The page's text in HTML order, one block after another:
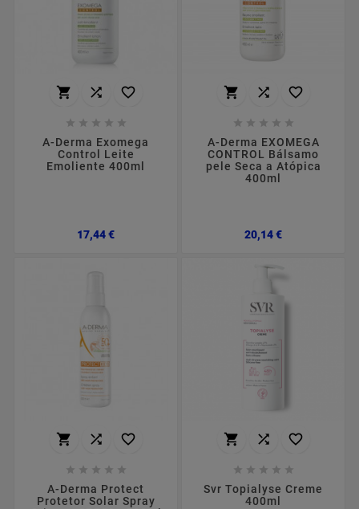
  
    
A-Derma Exomega
Control Leite
Emoliente 400ml
17,44 €Preço
  
    
A-Derma EXOMEGA
CONTROL Bálsamo
pele Seca a Atópica
400ml
20,14 €Preço
  
    
A-Derma Protect
Protetor Solar Spray
  
    
Svr Topialyse Creme
400ml